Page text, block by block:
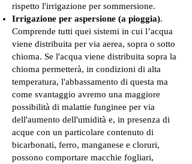
rispetto l'irrigazione per sommersione.
Irrigazione per aspersione (a pioggia).
Comprende tutti quei sistemi in cui l’acqua
viene distribuita per via aerea, sopra o sotto
chioma. Se l'acqua viene distribuita sopra la
chioma permetterà, in condizioni di alta
temperatura, l'abbassamento di questa ma
come svantaggio avremo una maggiore
possibilità di malattie funginee per via
dell'aumento dell'umidità e, in presenza di
acque con un particolare contenuto di
bicarbonati, ferro, manganese e cloruri,
possono comportare macchie fogliari,